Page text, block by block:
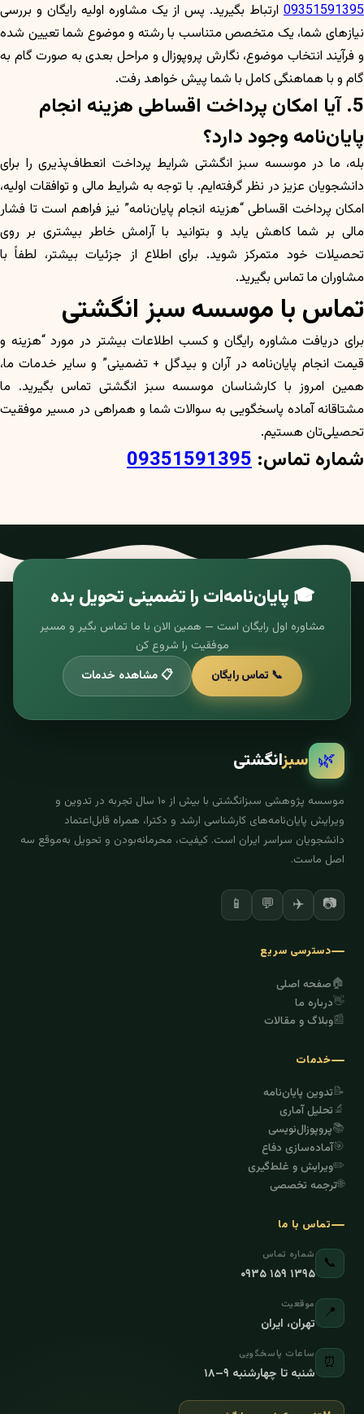
09351591395 ارتباط بگیرید. پس از یک مشاوره اولیه رایگان و بررسی
نیازهای شما، یک متخصص متناسب با رشته و موضوع شما تعیین شده
و فرآیند انتخاب موضوع، نگارش پروپوزال و مراحل بعدی به صورت گام به
گام و با هماهنگی کامل با شما پیش خواهد رفت.
5. آیا امکان پرداخت اقساطی هزینه انجام
پایان‌نامه وجود دارد؟
بله، ما در موسسه سبز انگشتی شرایط پرداخت انعطاف‌پذیری را برای
دانشجویان عزیز در نظر گرفته‌ایم. با توجه به شرایط مالی و توافقات اولیه،
امکان پرداخت اقساطی “هزینه انجام پایان‌نامه” نیز فراهم است تا فشار
مالی بر شما کاهش یابد و بتوانید با آرامش خاطر بیشتری بر روی
تحصیلات خود متمرکز شوید. برای اطلاع از جزئیات بیشتر، لطفاً با
مشاوران ما تماس بگیرید.
تماس با موسسه سبز انگشتی
برای دریافت مشاوره رایگان و کسب اطلاعات بیشتر در مورد “هزینه و
قیمت انجام پایان‌نامه در آران و بیدگل + تضمینی” و سایر خدمات ما،
همین امروز با کارشناسان موسسه سبز انگشتی تماس بگیرید. ما
مشتاقانه آماده پاسخگویی به سوالات شما و همراهی در مسیر موفقیت
تحصیلی‌تان هستیم.
شماره تماس: 09351591395
🎓 پایان‌نامه‌ات را تضمینی تحویل بده
مشاوره اول رایگان است — همین الان با ما تماس بگیر و مسیر
موفقیت را شروع کن
📞 تماس رایگان
📋 مشاهده خدمات
🌿 سبزانگشتی
موسسه پژوهشی سبزانگشتی با بیش از ۱۰ سال تجربه در تدوین و
ویرایش پایان‌نامه‌های کارشناسی ارشد و دکترا، همراه قابل‌اعتماد
دانشجویان سراسر ایران است. کیفیت، محرمانه‌بودن و تحویل به‌موقع سه
اصل ماست.
📷
✈️
💬
📱
دسترسی سریع
🏠صفحه اصلی
👋درباره ما
📰وبلاگ و مقالات
خدمات
📝تدوین پایان‌نامه
🔬تحلیل آماری
📚پروپوزال‌نویسی
🎯آماده‌سازی دفاع
✏️ویرایش و غلط‌گیری
🌐ترجمه تخصصی
تماس با ما
📞 شماره تماس
۰۹۳۵ ۱۵۹ ۱۳۹۵
📍 موقعیت
تهران، ایران
⏰ ساعات پاسخگویی
شنبه تا چهارشنبه ۹–۱۸